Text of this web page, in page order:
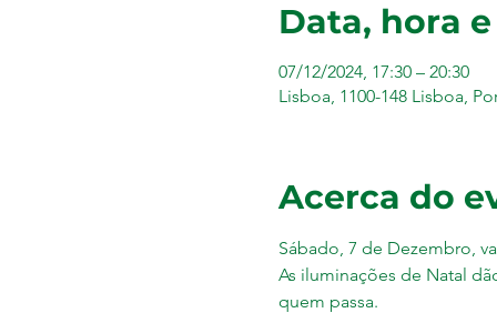
Data, hora
07/12/2024, 17:30 – 20:30
Lisboa, 1100-148 Lisboa,
Acerca do
Sábado, 7 de Dezembro,
As iluminações de Natal
quem passa.